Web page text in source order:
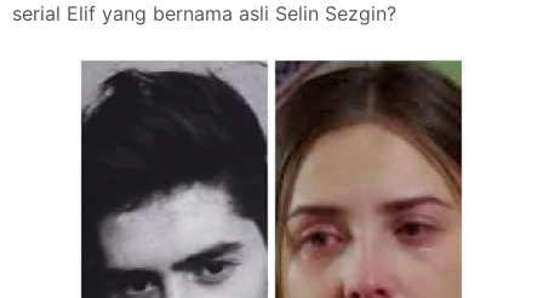
serial Elif yang bernama asli Selin Sezgin?